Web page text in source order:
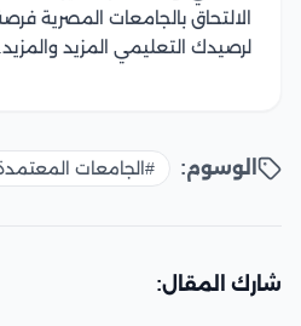
الالتحاق بالجامعات المصرية
لرصيدك التعليمي المزيد والمزيد.
الوسوم: #الجامعات
شارك المقال: